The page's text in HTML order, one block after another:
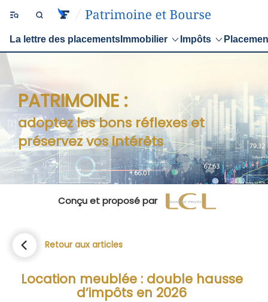
La lettre des placements Immobilier Impôts
PATRIMOINE :
adoptez les bons réflexes et
préservez vos intérêts
Conçu et proposé par
Retour aux articles
Location meublée : double hausse
d’impôts en 2026